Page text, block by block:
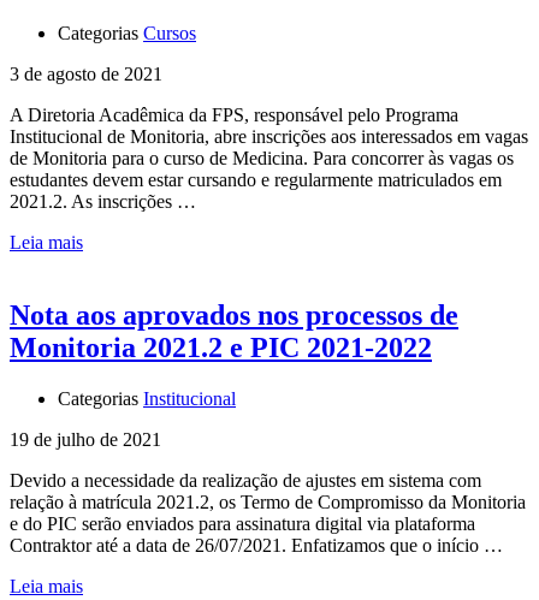
Categorias Cursos
3 de agosto de 2021
A Diretoria Acadêmica da FPS, responsável pelo Programa
Institucional de Monitoria, abre inscrições aos interessados em vagas
de Monitoria para o curso de Medicina. Para concorrer às vagas os
estudantes devem estar cursando e regularmente matriculados em
2021.2. As inscrições …
Leia mais
Nota aos aprovados nos processos de
Monitoria 2021.2 e PIC 2021-2022
Categorias Institucional
19 de julho de 2021
Devido a necessidade da realização de ajustes em sistema com
relação à matrícula 2021.2, os Termo de Compromisso da Monitoria
e do PIC serão enviados para assinatura digital via plataforma
Contraktor até a data de 26/07/2021. Enfatizamos que o início …
Leia mais